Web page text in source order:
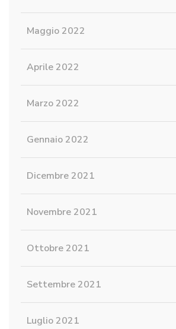
Maggio 2022
Aprile 2022
Marzo 2022
Gennaio 2022
Dicembre 2021
Novembre 2021
Ottobre 2021
Settembre 2021
Luglio 2021